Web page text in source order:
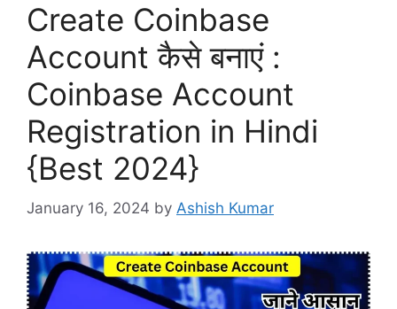
Create Coinbase
Account कैसे बनाएं :
Coinbase Account
Registration in Hindi
{Best 2024}
January 16, 2024 by Ashish Kumar